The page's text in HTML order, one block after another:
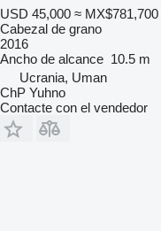
USD 45,000 ≈ MX$781,700
Cabezal de grano
2016
Ancho de alcance 10.5 m
Ucrania, Uman
ChP Yuhno
Contacte con el vendedor